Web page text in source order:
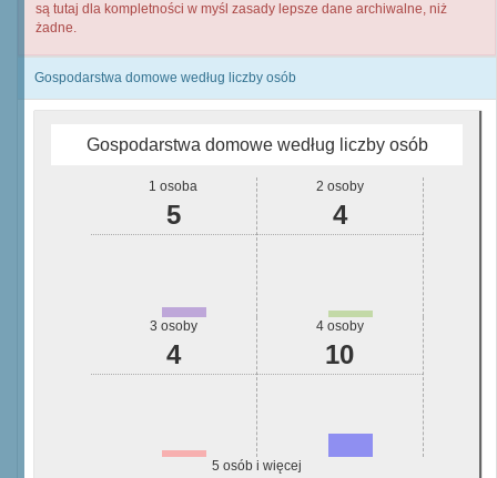
są tutaj dla kompletności w myśl zasady lepsze dane archiwalne, niż
żadne.
Gospodarstwa domowe według liczby osób
Gospodarstwa domowe według liczby osób
1 osoba
5
2 osoby
4
3 osoby
4
4 osoby
10
5 osób i więcej